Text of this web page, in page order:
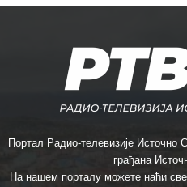
Портал Радио-телевизије Источно
грађана
На нашем порталу можете наћи све